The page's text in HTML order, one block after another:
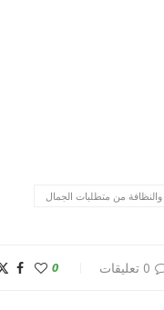
من متطلبات الجمال
0 تعليقات 0